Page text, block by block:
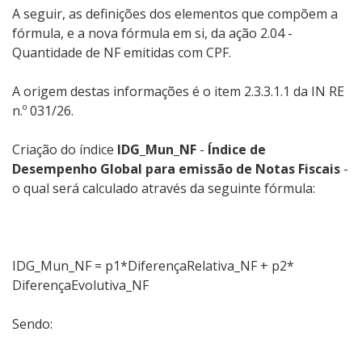
A seguir, as definições dos elementos que compõem a
fórmula, e a nova fórmula em si, da ação 2.04 -
Quantidade de NF emitidas com CPF.
A origem destas informações é o item 2.3.3.1.1 da IN RE
n.º 031/26.
Criação do índice IDG_Mun_NF - Índice de
Desempenho Global para emissão de Notas Fiscais -
o qual será calculado através da seguinte fórmula:
IDG_Mun_NF = p1*DiferençaRelativa_NF + p2*
DiferençaEvolutiva_NF
Sendo: